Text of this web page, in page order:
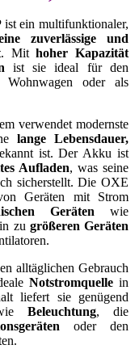
ist ein multifunktionaler,
zuverlässige und
. Mithoher Kapazität
ist sie ideal für den
oder als
verwendet modernste
lange Lebensdauer,
ist. Der Akku ist
Aufladen, was seine
sicherstellt. Die OXE
Geräten mit Strom
Geräten wie
zu größeren Geräten
alltäglichen Gebrauch
Notstromquelle in
liefert sie genügend
Beleuchtung, die
oder den